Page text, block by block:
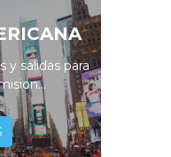
y salidas para